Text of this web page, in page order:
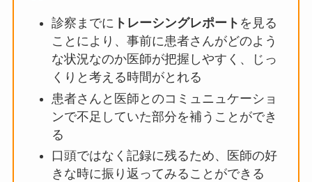
診察までに トレーシングレポート を見る
ことにより、事前に患者さんがどのよう
な状況なのか医師が把握しやすく、じっ
くりと考える時間がとれる
患者さんと医師とのコミュニュケーショ
ンで不足していた部分を補うことができ
る
口頭ではなく記録に残るため、医師の好
きな時に振り返ってみることができる